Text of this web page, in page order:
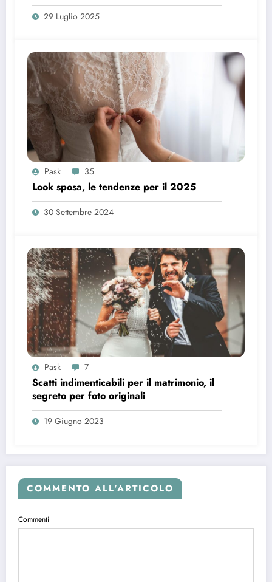
29 Luglio 2025
Pask 35
Look sposa, le tendenze per il 2025
30 Settembre 2024
Pask 7
Scatti indimenticabili per il matrimonio, il
segreto per foto originali
19 Giugno 2023
COMMENTO ALL'ARTICOLO
Commenti